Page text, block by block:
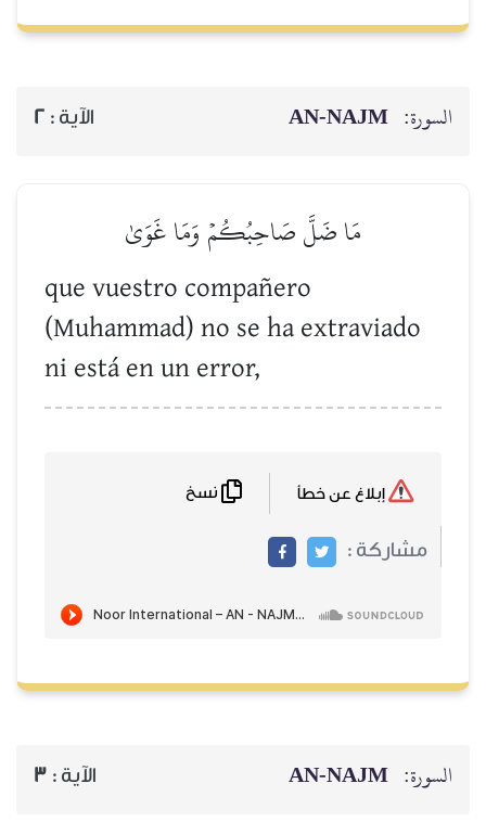
السورة: AN-NAJM الآية : 2
مَا ضَلَّ صَاحِبُكُمۡ وَمَا غَوَىٰ
que vuestro compañero
(Muhammad) no se ha extraviado
ni está en un error,
مشاركة :
السورة: AN-NAJM الآية : 3